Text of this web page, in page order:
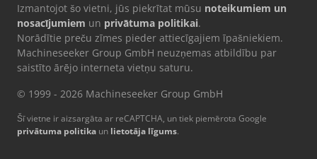
Izmantojot šo vietni, jūs piekrītat mūsu noteikumiem un
nosacījumiem un privātuma politikai.
Norādītie preču zīmes pieder attiecīgajiem īpašniekiem.
Machineseeker Group GmbH neuzņemas atbildību par
saistīto ārējo interneta vietņu saturu.
© 1999 - 2026 Machineseeker Group GmbH
Šī vietne ir aizsargāta ar reCAPTCHA, un tiek piemērota Google
privātuma politika un lietotāja līgums.